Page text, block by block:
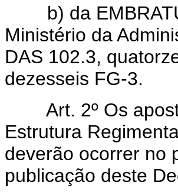
b) da
Ministério da
DAS 102.3,
dezesseis FG-3.
Art. 2º Os
Estrutura
deverão ocorrer no
publicação deste